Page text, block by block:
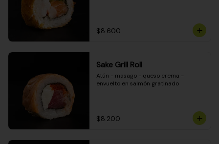
$8.600
Sake Grill Roll
Atún - masago - queso crema -
envuelto en salmón gratinado
$8.200